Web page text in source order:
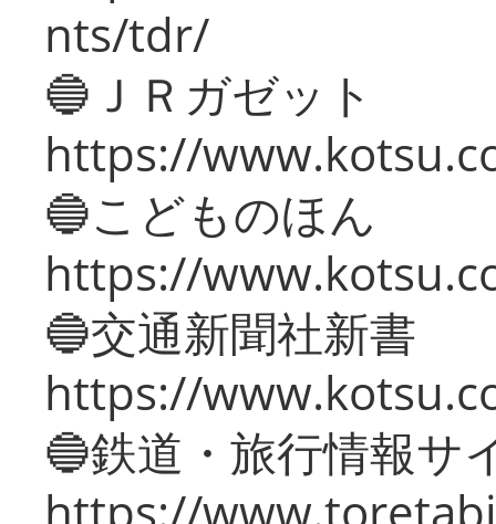
nts/tdr/
🔵ＪＲガゼット
https://
🔵こどものほん
https://
🔵交通新聞社新書
https://
🔵鉄道・旅行情報サ